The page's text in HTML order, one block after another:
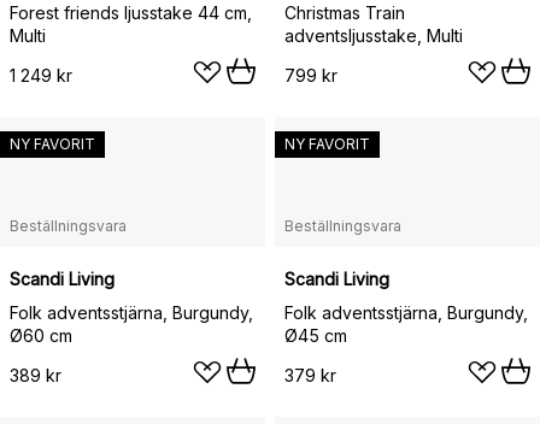
Forest friends ljusstake 44 cm,
Multi
1 249 kr
Christmas Train
adventsljusstake, Multi
799 kr
Beställningsvara
Scandi Living
Folk adventsstjärna, Burgundy,
Ø60 cm
389 kr
NY FAVORIT
Beställningsvara
Scandi Living
Folk adventsstjärna, Burgundy,
Ø45 cm
379 kr
NY FAVORIT